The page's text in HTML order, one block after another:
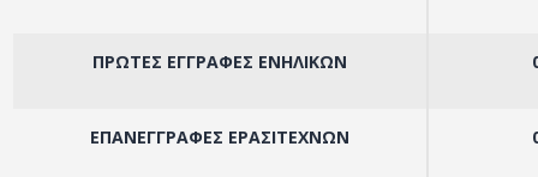
ΠΡΩΤΕΣ ΕΓΓΡΑΦΕΣ ΕΝΗΛΙΚΩΝ
ΕΠΑΝΕΓΓΡΑΦΕΣ ΕΡΑΣΙΤΕΧΝΩΝ